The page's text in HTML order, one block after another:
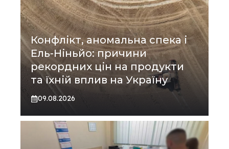
Конфлікт, аномальна спека і
Ель-Ніньйо: причини
рекордних цін на продукти
та їхній вплив на Україну
09.08.2026